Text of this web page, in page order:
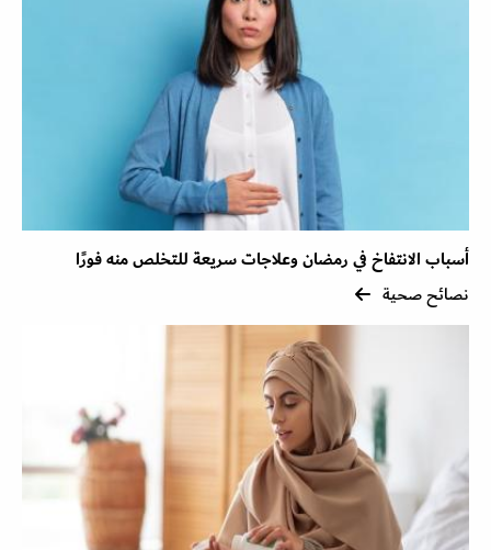
أسباب الانتفاخ في رمضان وعلاجات سريعة للتخلص منه فورًا
نصائح صحية